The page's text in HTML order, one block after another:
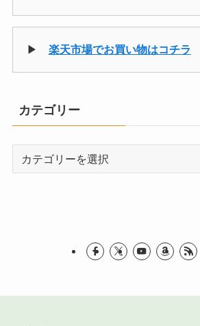
▶ 楽天市場でお買い物はコチラ
カテゴリー